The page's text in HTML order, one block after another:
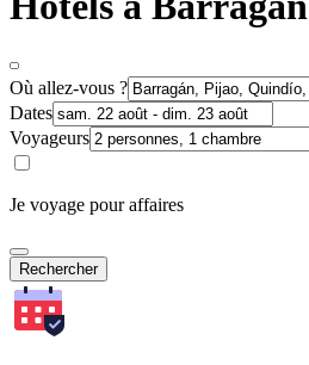
Où allez-vous ?
Dates
Voyageurs
Je voyage pour affaires
Rechercher